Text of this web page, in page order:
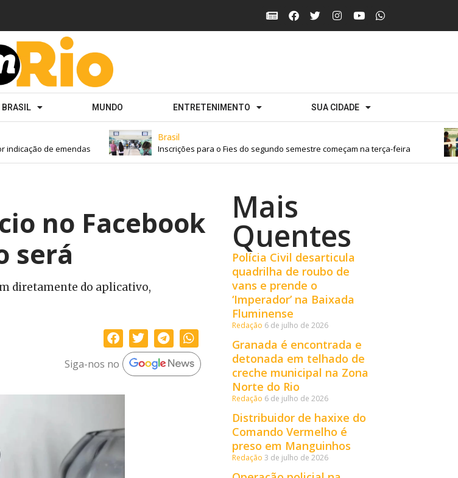
BRASIL MUNDO ENTRETENIMENTO SUA CIDADE
de emendas
Brasil
Inscrições para o Fies do segundo semestre começam na terça-feira
no Facebook
será
diretamente do aplicativo,
Siga-nos no
Mais
Quentes
Polícia Civil desarticula
quadrilha de roubo de
vans e prende o
‘Imperador’ na Baixada
Fluminense
Redação 6 de julho de 2026
Granada é encontrada e
detonada em telhado de
creche municipal na Zona
Norte do Rio
Redação 6 de julho de 2026
Distribuidor de haxixe do
Comando Vermelho é
preso em Manguinhos
Redação 3 de julho de 2026